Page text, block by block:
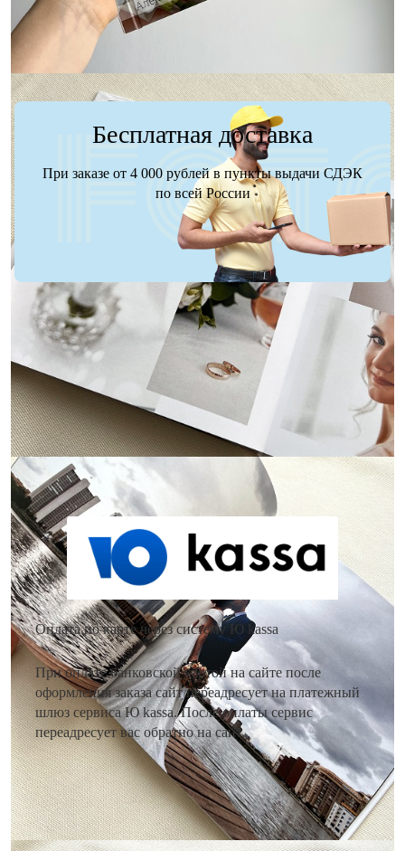
Бесплатная доставка
При заказе от 4 000 рублей в пункты выдачи СДЭК
по всей России
Как оплатить заказ?
Оплата по карте через систему Ю kassa
При оплате банковской картой на сайте после
оформления заказа сайт переадресует на платежный
шлюз сервиса Ю kassa. После оплаты сервис
переадресует вас обратно на сайт.